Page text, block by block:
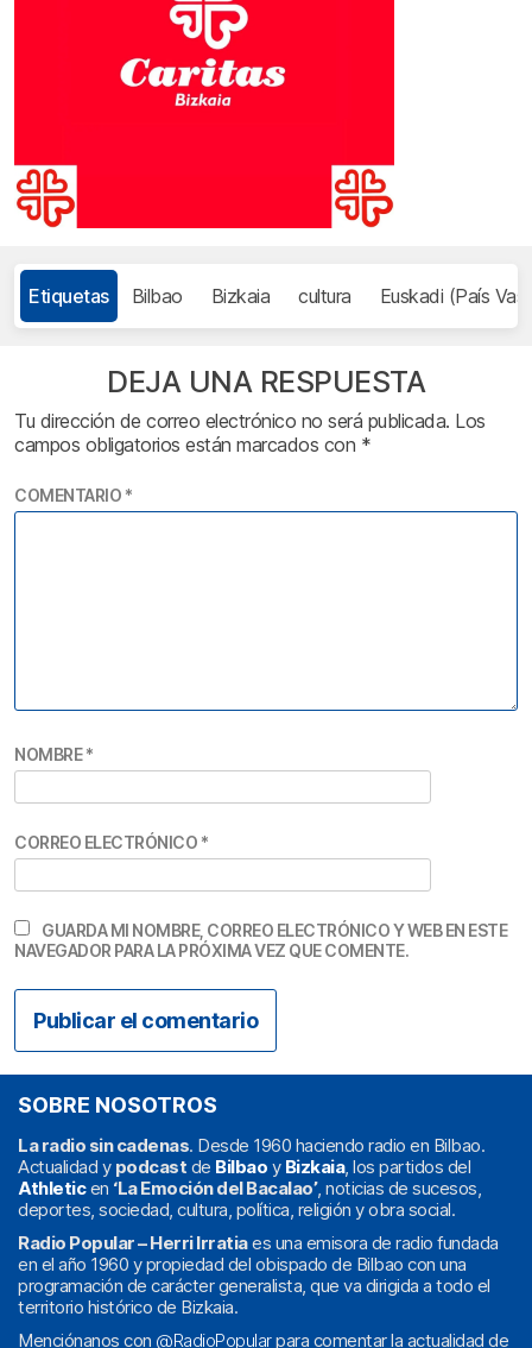
Etiquetas Bilbao Bizkaia cultura Euskadi (País
DEJA UNA RESPUESTA
Tu dirección de correo electrónico no será publicada. Los
campos obligatorios están marcados con *
COMENTARIO *
NOMBRE*
CORREO ELECTRÓNICO *
GUARDA MI NOMBRE, CORREO ELECTRÓNICO Y WEB EN ESTE
NAVEGADOR PARA LA PRÓXIMA VEZ QUE COMENTE.
SOBRE NOSOTROS
La radio sin cadenas. Desde 1960 haciendo radio en Bilbao.
Actualidad y podcast de Bilbao y Bizkaia, los partidos del
Athleticen ‘La Emoción del Bacalao’, noticias de sucesos,
deportes, sociedad, cultura, política, religión y obra social.
Radio Popular – Herri Irratiaes una emisora de radio fundada
en el año 1960 y propiedad del obispado de Bilbao con una
programación de carácter generalista, que va dirigida a todo el
territorio histórico de Bizkaia.
Menciónanos con @RadioPopularpara comentar la actualidad de